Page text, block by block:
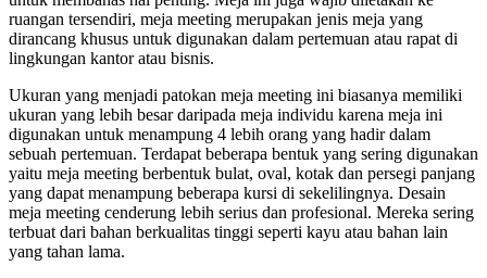
ruangan tersendiri, meja meeting merupakan jenis meja yang
dirancang khusus untuk digunakan dalam pertemuan atau rapat di
lingkungan kantor atau bisnis.
Ukuran yang menjadi patokan meja meeting ini biasanya memiliki
ukuran yang lebih besar daripada meja individu karena meja ini
digunakan untuk menampung 4 lebih orang yang hadir dalam
sebuah pertemuan. Terdapat beberapa bentuk yang sering digunakan
yaitu meja meeting berbentuk bulat, oval, kotak dan persegi panjang
yang dapat menampung beberapa kursi di sekelilingnya. Desain
meja meeting cenderung lebih serius dan profesional. Mereka sering
terbuat dari bahan berkualitas tinggi seperti kayu atau bahan lain
yang tahan lama.